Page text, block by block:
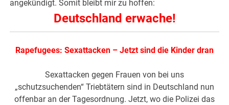
angekündigt. Somit bleibt mir zu hoffen:
Deutschland erwache!
Rapefugees: Sexattacken – Jetzt sind die Kinder dran
Sexattacken gegen Frauen von bei uns
„schutzsuchenden“ Triebtätern sind in Deutschland nun
offenbar an der Tagesordnung. Jetzt, wo die Polizei das